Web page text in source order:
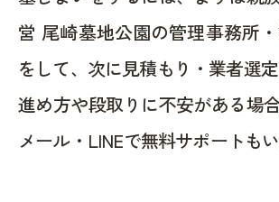
営 尾崎墓地公園の管理事務所
をして、次に見積もり・業者選定
進め方や段取りに不安がある場
メール・LINEで無料サポートもい